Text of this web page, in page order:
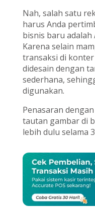
Nah, salah satu
harus Anda
bisnis baru adalah
Karena selain
transaksi di
didesain dengan
sederhana,
digunakan.
Penasaran
tautan gambar di
lebih dulu selama